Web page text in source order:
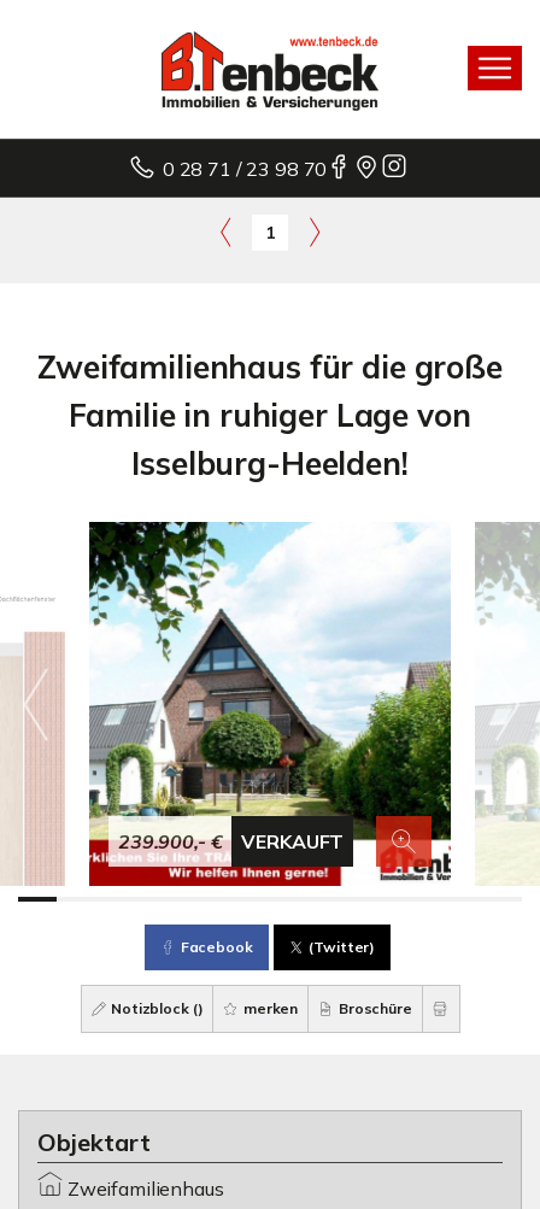
0 28 71 / 23 98 70
1
Zweifamilienhaus für die große
Familie in ruhiger Lage von
Isselburg-Heelden!
239.900,- € VERKAUFT
Facebook (Twitter)
Notizblock () merken Broschüre
Objektart
Zweifamilienhaus